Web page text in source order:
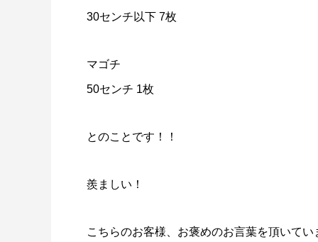
30センチ以下 7枚
マゴチ
50センチ 1枚
とのことです！！
羨ましい！
こちらのお客様、お褒めのお言葉を頂いてい